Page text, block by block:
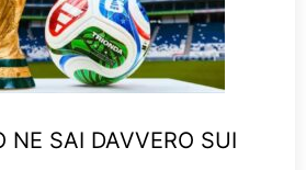
NE SAI DAVVERO SUI